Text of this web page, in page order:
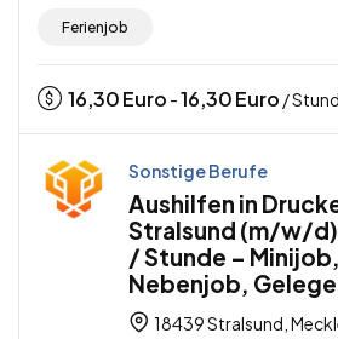
Ferienjob
16,30Euro -16,30Euro /
Sonstige Berufe
Aushilfen in
Stralsund (m/w/d)
/ Stunde – Minijob,
Nebenjob,
18439 Stralsund,